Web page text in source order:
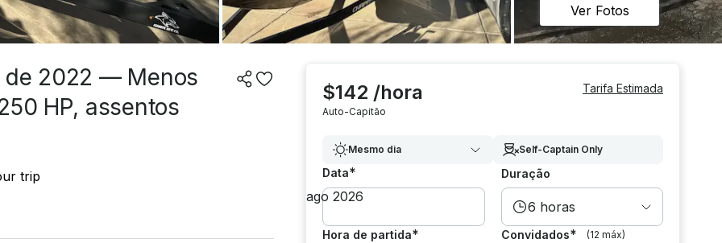
Ver Fotos
de 2022 — Menos
HP, assentos
trip
$142 /hora
Auto-Capitão
Tarifa Estimada
Mesmo dia Self-Captain Only
Data* Duração
6 horas
Hora de partida* Convidados* (12 máx)